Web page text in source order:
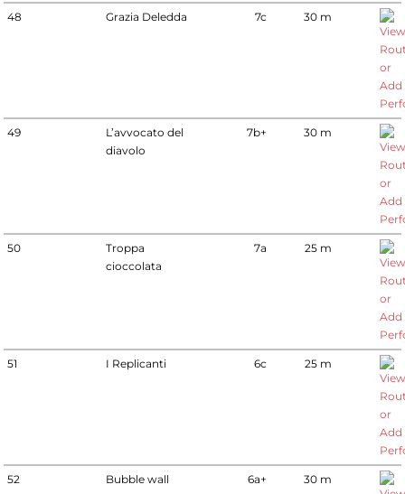
48 Grazia Deledda 7c 30 m
49
L’avvocato del
diavolo
7b+ 30 m
50
Troppa
cioccolata
7a 25 m
51 I Replicanti 6c 25 m
52 Bubble wall 6a+ 30 m